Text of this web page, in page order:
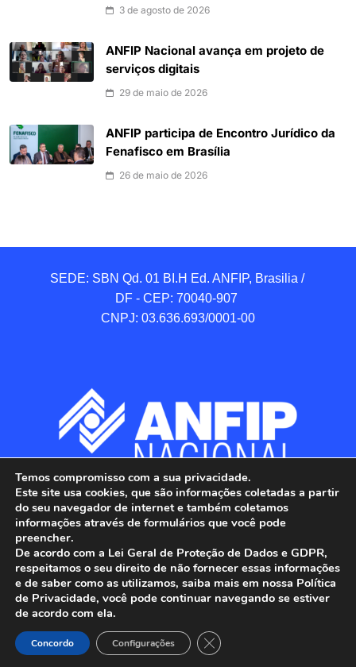
3 de agosto de 2026
ANFIP Nacional avança em projeto de
serviços digitais
29 de maio de 2026
ANFIP participa de Encontro Jurídico da
Fenafisco em Brasília
26 de maio de 2026
SEDE: SBN Qd. 01 BI.H Ed. ANFIP, Brasilia /
DF - CEP: 70040-907
CNPJ: 03.636.693/0001-00
ANFIP - Associação Nacional dos Auditores
Fiscais da Receita Federal do Brasil.
Todos os Direitos Reservados.
Temos compromisso com a sua privacidade.
Este site usa cookies, que são informações coletadas a partir
do seu navegador de internet e também coletamos
informações através de formulários que você pode
preencher.
De acordo com a Lei Geral de Proteção de Dados e GDPR,
respeitamos o seu direito de não fornecer essas informações
e de saber como as utilizamos, saiba mais em nossa Política
de Privacidade, você pode continuar navegando se estiver
de acordo com ela.
Concordo Configurações Close GDPR Cookie Banner